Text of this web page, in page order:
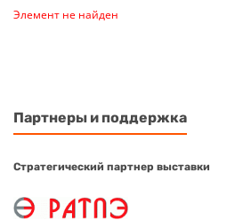
Элемент не найден
Партнеры и поддержка
Стратегический партнер выставки